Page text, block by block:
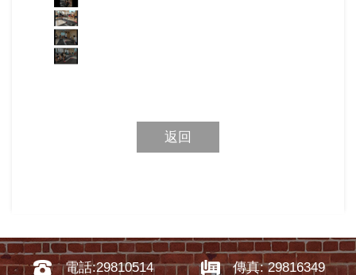
返回
電話:29810514 傳真: 29816349